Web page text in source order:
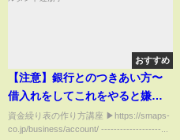
おすすめ
【注意】銀行とのつきあい方〜
借入れをしてこれをやると嫌わ
れる！〜| 経営会計コンサルタン
ト辻朋子
資金繰り表の作り方講座 ▶https://smaps-
co.jp/business/account/ -------------------...